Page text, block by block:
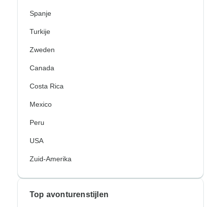
Spanje
Turkije
Zweden
Canada
Costa Rica
Mexico
Peru
USA
Zuid-Amerika
Top avonturenstijlen